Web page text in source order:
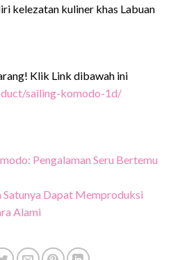
kelezatan kuliner khas Labuan
Klik Link dibawah ini
sailing-komodo-1d/
Pengalaman Seru Bertemu
Satunya Dapat Memproduksi
Alami